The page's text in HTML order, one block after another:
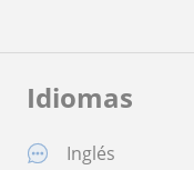
Idiomas
Inglés